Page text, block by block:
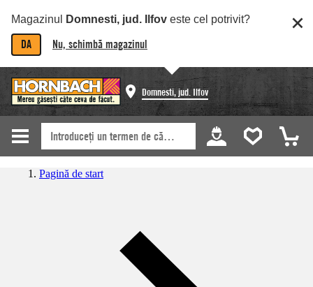
Magazinul Domnesti, jud. Ilfov este cel potrivit?
DA Nu, schimbă magazinul
Domnesti, jud. Ilfov
Pagină de start